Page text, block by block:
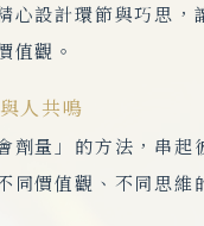
心設計環節與巧思，
值觀。
人共鳴
劑量」的方法，串起
同價值觀、不同思維